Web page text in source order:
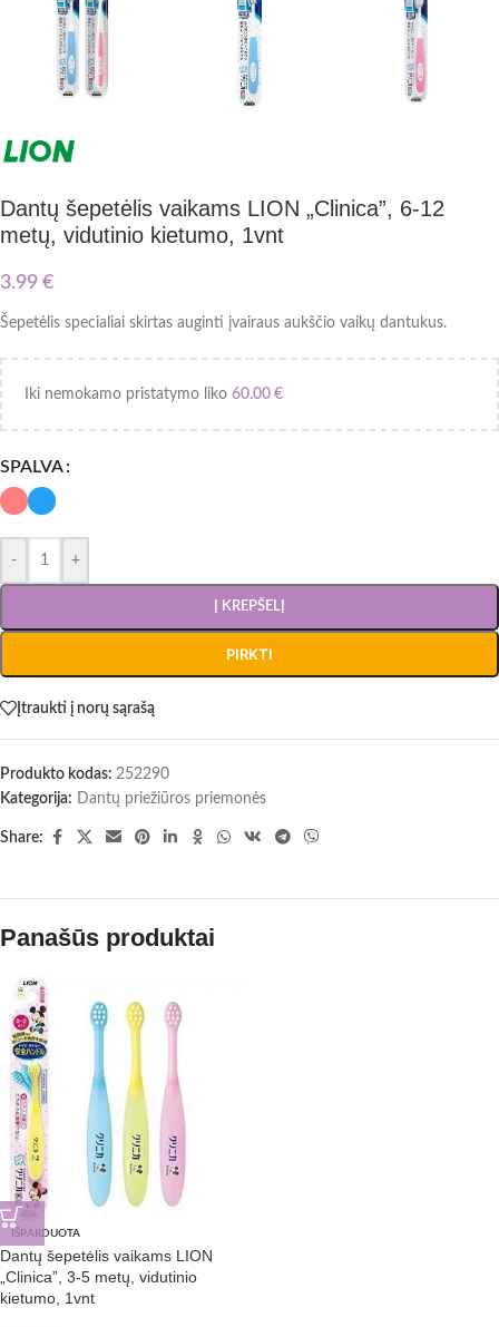
Dantų šepetėlis vaikams LION „Clinica”, 6-12
metų, vidutinio kietumo, 1vnt
3.99 €
Šepetėlis specialiai skirtas auginti įvairaus aukščio vaikų dantukus.
Iki nemokamo pristatymo liko 60.00 €
SPALVA
- +
Į KREPŠELĮ
PIRKTI
Įtraukti į norų sąrašą
Produkto kodas: 252290
Kategorija: Dantų priežiūros priemonės
Share:
Panašūs produktai
IŠPARDUOTA
Dantų šepetėlis vaikams LION
„Clinica”, 3-5 metų, vidutinio
kietumo, 1vnt